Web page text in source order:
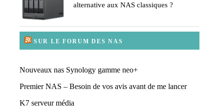
alternative aux NAS classiques ?
SUR LE FORUM DES NAS
Nouveaux nas Synology gamme neo+
Premier NAS – Besoin de vos avis avant de me lancer
K7 serveur média